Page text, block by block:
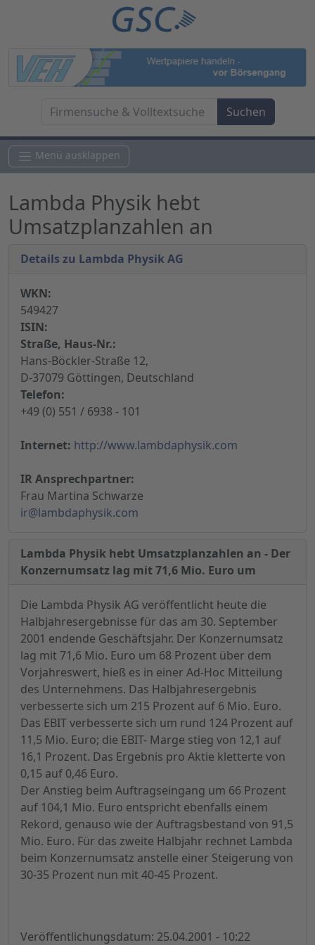
Menü ausklappen
Lambda Physik hebt
Umsatzplanzahlen an
Details zu Lambda Physik AG
WKN:
549427
ISIN:
Straße, Haus-Nr.:
Hans-Böckler-Straße 12,
D-37079 Göttingen, Deutschland
Telefon:
+49 (0) 551 / 6938 - 101
Internet: http://www.lambdaphysik.com
IR Ansprechpartner:
Frau Martina Schwarze
ir@lambdaphysik.com
Lambda Physik hebt Umsatzplanzahlen an - Der
Konzernumsatz lag mit 71,6 Mio. Euro um
Die Lambda Physik AG veröffentlicht heute die
Halbjahresergebnisse für das am 30. September
2001 endende Geschäftsjahr. Der Konzernumsatz
lag mit 71,6 Mio. Euro um 68 Prozent über dem
Vorjahreswert, hieß es in einer Ad-Hoc Mitteilung
des Unternehmens. Das Halbjahresergebnis
verbesserte sich um 215 Prozent auf 6 Mio. Euro.
Das EBIT verbesserte sich um rund 124 Prozent auf
11,5 Mio. Euro; die EBIT- Marge stieg von 12,1 auf
16,1 Prozent. Das Ergebnis pro Aktie kletterte von
0,15 auf 0,46 Euro.
Der Anstieg beim Auftragseingang um 66 Prozent
auf 104,1 Mio. Euro entspricht ebenfalls einem
Rekord, genauso wie der Auftragsbestand von 91,5
Mio. Euro. Für das zweite Halbjahr rechnet Lambda
beim Konzernumsatz anstelle einer Steigerung von
30-35 Prozent nun mit 40-45 Prozent.
Veröffentlichungsdatum: 25.04.2001 - 10:22